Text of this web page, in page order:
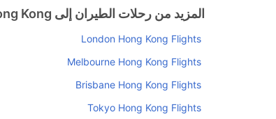
المزيد من رحلات الطيران إلى Hong Kong
London Hong Kong Flights
Melbourne Hong Kong Flights
Brisbane Hong Kong Flights
Tokyo Hong Kong Flights